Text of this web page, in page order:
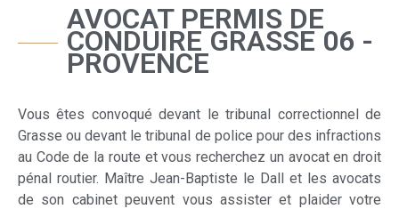
AVOCAT PERMIS DE
CONDUIRE GRASSE 06 -
PROVENCE
Vous êtes convoqué devant le tribunal correctionnel de
Grasse ou devant le tribunal de police pour des infractions
au Code de la route et vous recherchez un avocat en droit
pénal routier. Maître Jean-Baptiste le Dall et les avocats
de son cabinet peuvent vous assister et plaider votre